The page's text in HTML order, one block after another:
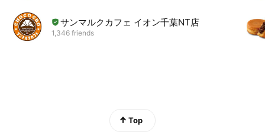
サンマルクカフェ イオン千葉NT店
1,346 friends
Top